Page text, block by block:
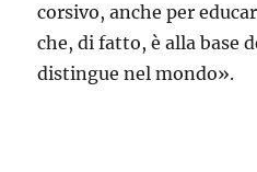
corsivo, anche per
che, di fatto, è alla base
distingue nel mondo».